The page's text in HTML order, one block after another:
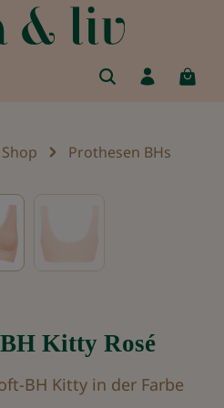
Shop Prothesen BHs
Kitty Rosé
BH Kitty in der Farbe